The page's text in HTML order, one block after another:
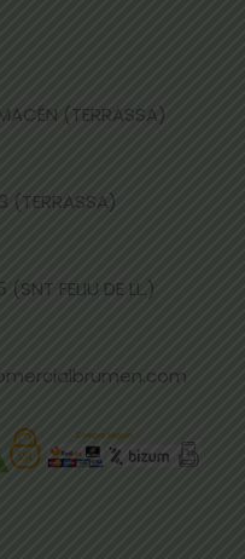
(TERRASSA)
(TERRASSA)
FELIU DE LL.)